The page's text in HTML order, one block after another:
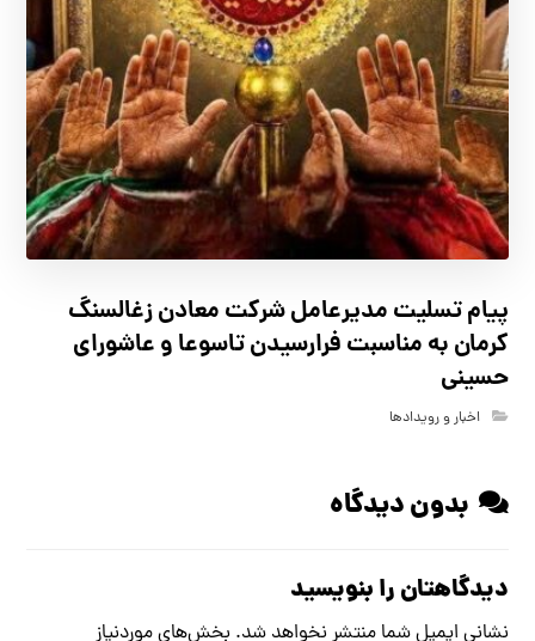
پیام تسلیت مدیرعامل شرکت معادن زغالسنگ
کرمان به مناسبت فرارسیدن تاسوعا و عاشورای
حسینی
اخبار و رویدادها
بدون دیدگاه
دیدگاهتان را بنویسید
نشانی ایمیل شما منتشر نخواهد شد. بخش‌های موردنیاز